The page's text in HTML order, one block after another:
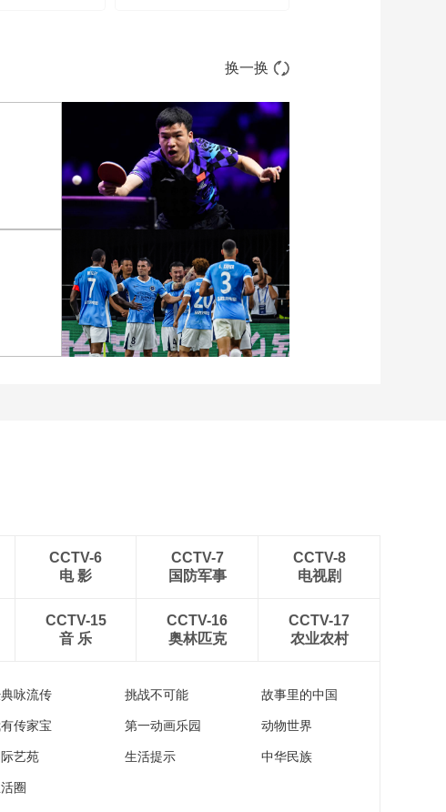
换一换
[图]向鹏3-1西多伦科 晋级
WTT横滨冠军赛16强
CCTV-6
电 影
CCTV-7
国防军事
CCTV-8
电视剧
CCTV-15
音 乐
CCTV-16
奥林匹克
CCTV-17
农业农村
咏流传 挑战不可能 故事里的中国
传家宝 第一动画乐园 动物世界
艺苑 生活提示 中华民族
圈